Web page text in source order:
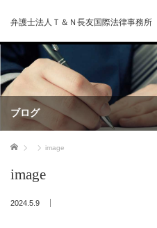
弁護士法人Ｔ＆Ｎ長友国際法律事務所
ブログ
ホーム image
image
2024.5.9